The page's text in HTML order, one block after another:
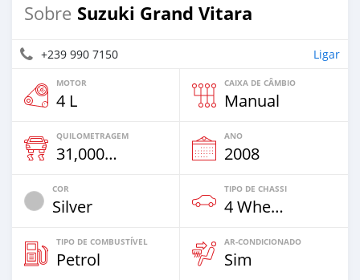
Sobre Suzuki Grand Vitara
+239 990 7150 Ligar
MOTOR
4 L
CAIXA DE CÂMBIO
Manual
QUILOMETRAGEM
31,000 Km
ANO
2008
COR
Silver
TIPO DE CHASSI
4 Wheel Drives & SUVs
TIPO DE COMBUSTÍVEL
Petrol
AR-CONDICIONADO
Sim